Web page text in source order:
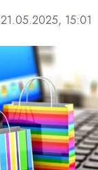
21.05.2025, 15:01